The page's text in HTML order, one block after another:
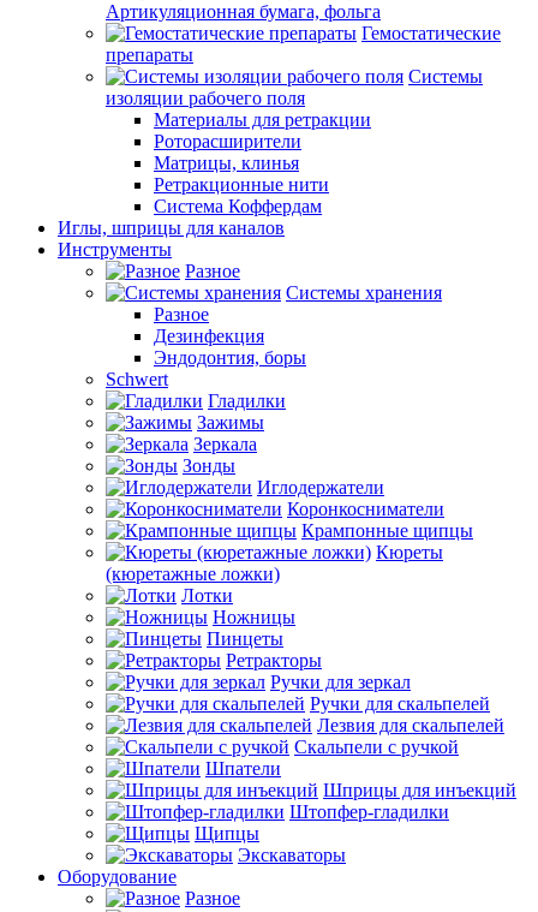
Артикуляционная бумага, фольга
Гемостатические
препараты
Системы
изоляции рабочего поля
Материалы для ретракции
Роторасширители
Матрицы, клинья
Ретракционные нити
Система Коффердам
Иглы, шприцы для каналов
Инструменты
Разное
Системы хранения
Разное
Дезинфекция
Эндодонтия, боры
Schwert
Гладилки
Зажимы
Зеркала
Зонды
Иглодержатели
Коронкосниматели
Крампонные щипцы
Кюреты
(кюретажные ложки)
Лотки
Ножницы
Пинцеты
Ретракторы
Ручки для зеркал
Ручки для скальпелей
Лезвия для скальпелей
Скальпели с ручкой
Шпатели
Шприцы для инъекций
Штопфер-гладилки
Щипцы
Экскаваторы
Оборудование
Разное